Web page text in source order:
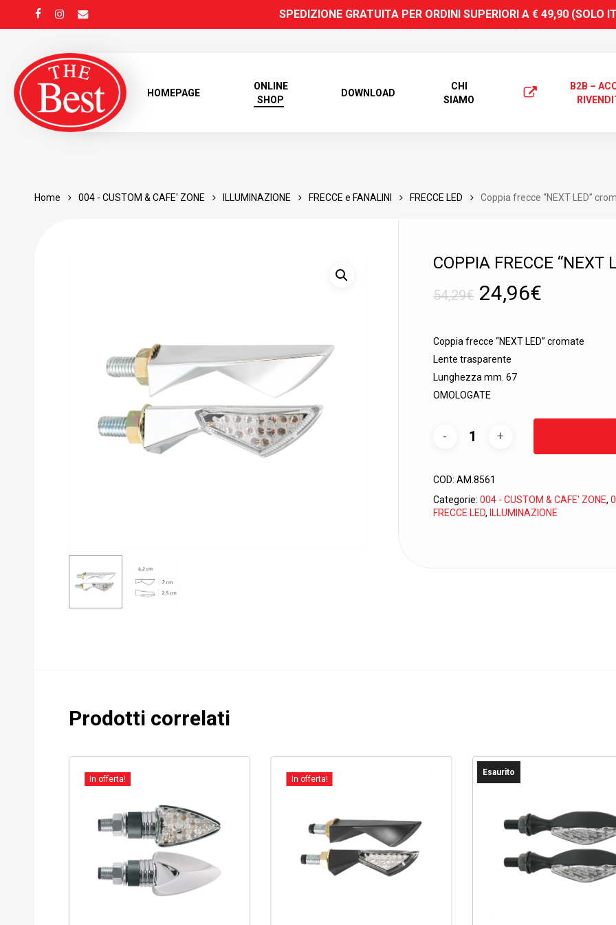
content
FACEBOOKINSTAGRAM
EMAIL SPEDIZIONE GRATUITA PER ORDINI SUPERIORI A € 49,90 (SOLO
Hit enter to search or ESC to close
HOMEPAGE
ONLINE
SHOP
DOWNLOAD
CHI
SIAMO
B2B –
Home 004 - CUSTOM & CAFE' ZONE ILLUMINAZIONE FRECCE e FANALINI FRECCE LED Coppia frecce “NEXT LED”
COPPIA FRECCE “NEXT
54,29€ Il
originale
era:
54,29€.
24,96€Il
attuale
Coppia frecce “NEXT LED” cromate
Lente trasparente
Lunghezza mm. 67
OMOLOGATE
COD: AM.8561
Categorie: 004 - CUSTOM & CAFE' ZONE,
FRECCE LED, ILLUMINAZIONE
Prodotti correlati
In offerta! In offerta!
Esaurito